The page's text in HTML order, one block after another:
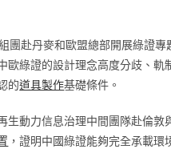
團赴丹麥和歐盟總部開展綠證專
歐綠證的設計理念高度分歧、軌
的道具製作基礎條件。
生動力信息治理中間團隊赴倫敦
，證明中國綠證能夠完全承載環